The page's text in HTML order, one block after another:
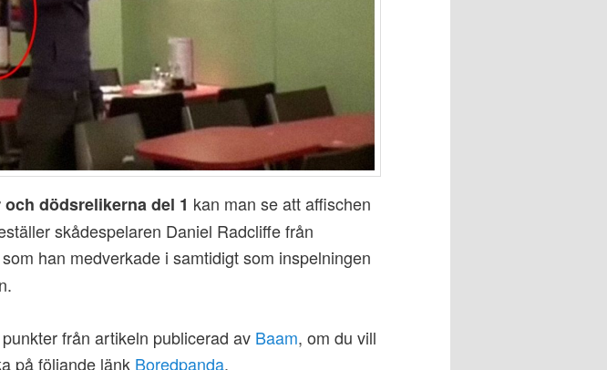
dödsrelikerna del 1 kan man se att affischen
skådespelaren Daniel Radcliffe från
han medverkade i samtidigt som inspelningen
från artikeln publicerad av Baam, om du vill
på följande länk Boredpanda.